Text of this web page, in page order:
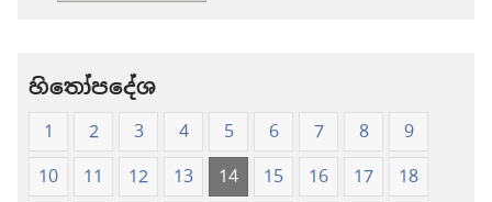
ලොව
පරිවර්තනය
(2009
සංස්කරණය)
ලොව
පරිවර්තනය
(2009
සංස්කරණය)
හිතෝපදේශ
1 2 3 4 5 6 7 8
9
10
11 12 13 14 15 16 17
18